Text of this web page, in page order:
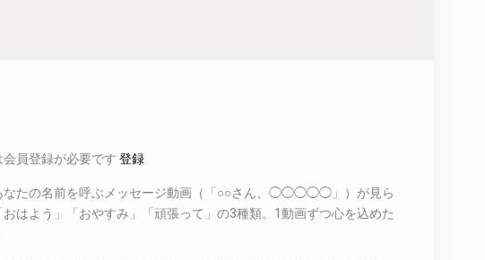
員登録が必要です 登録
なたの名前を呼ぶメッセージ動画（「○○さん、◯◯◯◯◯」）が見ら
はよう」「おやすみ」「頑張って」の3種類。1動画ずつ心を込めた